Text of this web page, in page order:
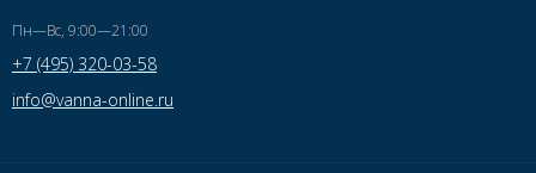
Пн—Вс, 9:00—21:00
+7 (495) 320-03-58
info@vanna-online.ru